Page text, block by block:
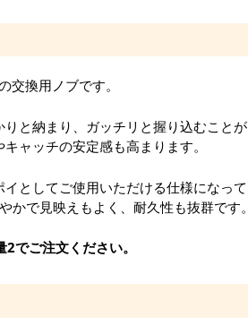
交換用ノブです。
と納まり、ガッチリと握り込むことが
ャッチの安定感も高まります。
としてご使用いただける仕様になって
で見映えもよく、耐久性も抜群です。
でご注文ください。